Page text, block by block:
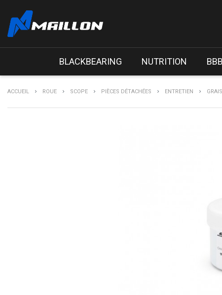
BLACKBEARING NUTRITION BBB
ACCUEIL ROUE SCOPE PIÈCES DÉTACHÉES ENTRETIEN